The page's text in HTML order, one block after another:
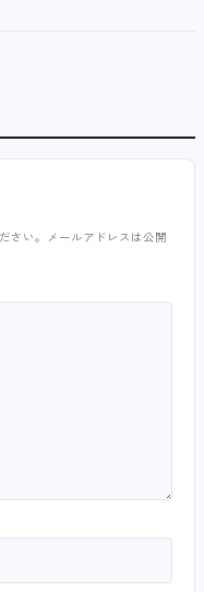
さい。メールアドレスは公開